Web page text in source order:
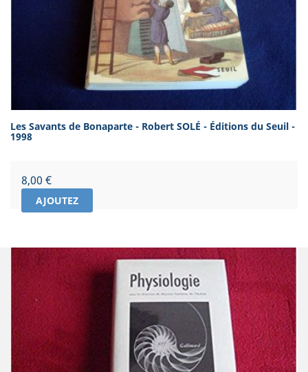
Les Savants de Bonaparte - Robert SOLÉ - Éditions du Seuil -
1998
Prix
8,00 €
AJOUTEZ